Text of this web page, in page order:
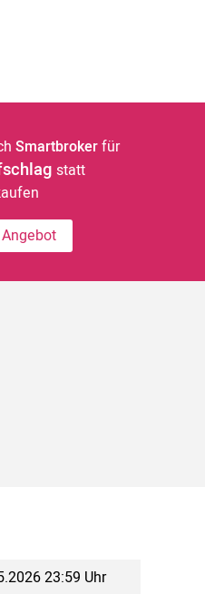
Smartbrokerfür
statt
23:59 Uhr